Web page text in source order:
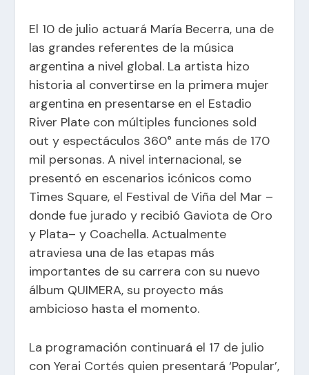
El 10 de julio actuará María Becerra, una de
las grandes referentes de la música
argentina a nivel global. La artista hizo
historia al convertirse en la primera mujer
argentina en presentarse en el Estadio
River Plate con múltiples funciones sold
out y espectáculos 360° ante más de 170
mil personas. A nivel internacional, se
presentó en escenarios icónicos como
Times Square, el Festival de Viña del Mar –
donde fue jurado y recibió Gaviota de Oro
y Plata– y Coachella. Actualmente
atraviesa una de las etapas más
importantes de su carrera con su nuevo
álbum QUIMERA, su proyecto más
ambicioso hasta el momento.
La programación continuará el 17 de julio
con Yerai Cortés quien presentará ‘Popular’,